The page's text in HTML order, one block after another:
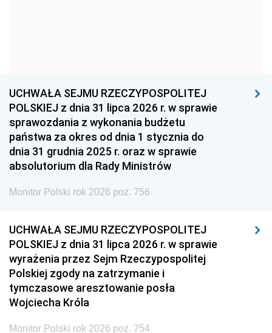
1939 1938 1937
1936 1930
UCHWAŁA SEJMU RZECZYPOSPOLITEJ
POLSKIEJ z dnia 31 lipca 2026 r. w sprawie
sprawozdania z wykonania budżetu
państwa za okres od dnia 1 stycznia do
dnia 31 grudnia 2025 r. oraz w sprawie
absolutorium dla Rady Ministrów
Monitor Polski rok 2026 poz. 756
UCHWAŁA SEJMU RZECZYPOSPOLITEJ
POLSKIEJ z dnia 31 lipca 2026 r. w sprawie
wyrażenia przez Sejm Rzeczypospolitej
Polskiej zgody na zatrzymanie i
tymczasowe aresztowanie posła
Wojciecha Króla
Monitor Polski rok 2026 poz. 754